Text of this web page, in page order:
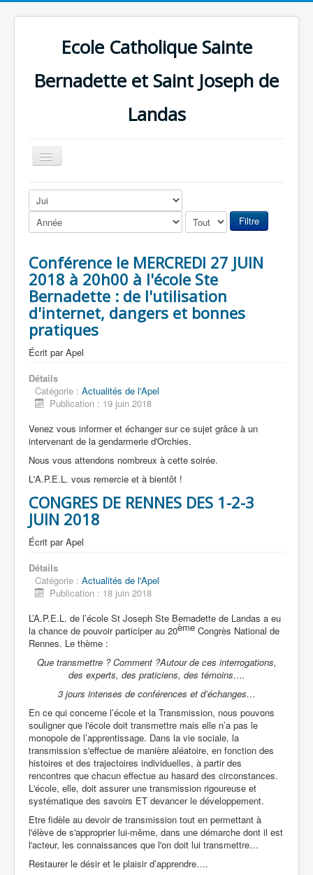
Ecole Catholique Sainte
Bernadette et Saint Joseph de
Landas
Basculer
la
L'Ecole
Infos pratiques
Les associations
Filtre
Conférence le MERCREDI 27 JUIN
2018 à 20h00 à l'école Ste
Bernadette : de l'utilisation
d'internet, dangers et bonnes
pratiques
Écrit parApel
Détails
Catégorie : Actualités de l'Apel
Publication : 19 juin 2018
Venez vous informer et échanger sur ce sujet grâce à un
intervenant de la gendarmerie d'Orchies.
Nous vous attendons nombreux à cette soirée.
L'A.P.E.L. vous remercie et à bientôt !
CONGRES DE RENNES DES 1-2-3
JUIN 2018
Écrit parApel
Détails
Catégorie : Actualités de l'Apel
Publication : 18 juin 2018
L’A.P.E.L. de l’école St Joseph Ste Bernadette de Landas a eu
la chance de pouvoir participer au 20ème Congrès National de
Rennes. Le thème :
Que transmettre ? Comment ?Autour de ces interrogations,
des experts, des praticiens, des témoins….
3 jours intenses de conférences et d’échanges…
En ce qui concerne l’école et la Transmission, nous pouvons
souligner que l'école doit transmettre mais elle n’a pas le
monopole de l’apprentissage. Dans la vie sociale, la
transmission s'effectue de manière aléatoire, en fonction des
histoires et des trajectoires individuelles, à partir des
rencontres que chacun effectue au hasard des circonstances.
L'école, elle, doit assurer une transmission rigoureuse et
systématique des savoirs ET devancer le développement.
Etre fidèle au devoir de transmission tout en permettant à
l'élève de s'approprier lui-même, dans une démarche dont il est
l'acteur, les connaissances que l'on doit lui transmettre…
Restaurer le désir et le plaisir d’apprendre….